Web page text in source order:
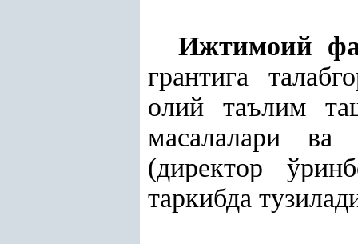
Ижтимоий
грантига
олий таълим
масалалари ва
(директор
таркибда